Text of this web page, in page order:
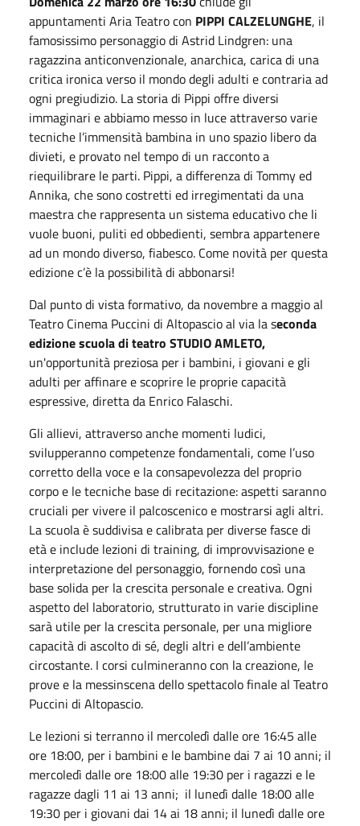
appuntamenti Aria Teatro con PIPPI CALZELUNGHE, il
famosissimo personaggio di Astrid Lindgren: una
ragazzina anticonvenzionale, anarchica, carica di una
critica ironica verso il mondo degli adulti e contraria ad
ogni pregiudizio. La storia di Pippi offre diversi
immaginari e abbiamo messo in luce attraverso varie
tecniche l’immensità bambina in uno spazio libero da
divieti, e provato nel tempo di un racconto a
riequilibrare le parti. Pippi, a differenza di Tommy ed
Annika, che sono costretti ed irregimentati da una
maestra che rappresenta un sistema educativo che li
vuole buoni, puliti ed obbedienti, sembra appartenere
ad un mondo diverso, fiabesco. Come novità per questa
edizione c’è la possibilità di abbonarsi!
Dal punto di vista formativo, da novembre a maggio al
Teatro Cinema Puccini di Altopascio al via la seconda
edizione scuola di teatro STUDIO AMLETO,
un'opportunità preziosa per i bambini, i giovani e gli
adulti per affinare e scoprire le proprie capacità
espressive, diretta da Enrico Falaschi.
Gli allievi, attraverso anche momenti ludici,
svilupperanno competenze fondamentali, come l’uso
corretto della voce e la consapevolezza del proprio
corpo e le tecniche base di recitazione: aspetti saranno
cruciali per vivere il palcoscenico e mostrarsi agli altri.
La scuola è suddivisa e calibrata per diverse fasce di
età e include lezioni di training, di improvvisazione e
interpretazione del personaggio, fornendo così una
base solida per la crescita personale e creativa. Ogni
aspetto del laboratorio, strutturato in varie discipline
sarà utile per la crescita personale, per una migliore
capacità di ascolto di sé, degli altri e dell’ambiente
circostante. I corsi culmineranno con la creazione, le
prove e la messinscena dello spettacolo finale al Teatro
Puccini di Altopascio.
Le lezioni si terranno il mercoledì dalle ore 16:45 alle
ore 18:00, per i bambini e le bambine dai 7 ai 10 anni; il
mercoledì dalle ore 18:00 alle 19:30 per i ragazzi e le
ragazze dagli 11 ai 13 anni; il lunedì dalle 18:00 alle
19:30 per i giovani dai 14 ai 18 anni; il lunedì dalle ore